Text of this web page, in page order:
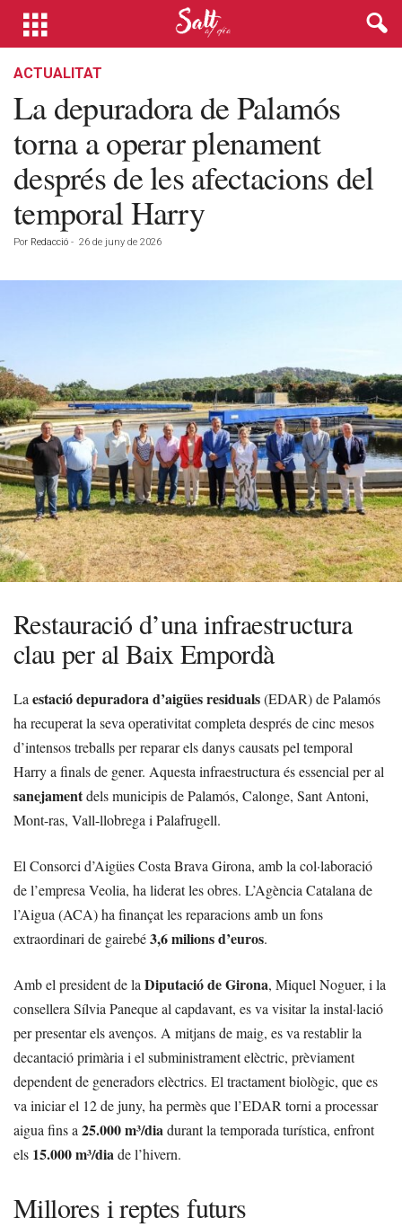
ACTUALITAT
La depuradora de Palamós
torna a operar plenament
després de les afectacions del
temporal Harry
Por Redacció - 26 de juny de 2026
Restauració d’una infraestructura
clau per al Baix Empordà
La estació depuradora d’aigües residuals(EDAR) de Palamós
ha recuperat la seva operativitat completa després de cinc mesos
d’intensos treballs per reparar els danys causats pel temporal
Harry a finals de gener. Aquesta infraestructura és essencial per al
sanejamentdels municipis de Palamós, Calonge, Sant Antoni,
Mont-ras, Vall-llobrega i Palafrugell.
El Consorci d’Aigües Costa Brava Girona, amb la col·laboració
de l’empresa Veolia, ha liderat les obres. L’Agència Catalana de
l’Aigua (ACA) ha finançat les reparacions amb un fons
extraordinari de gairebé3,6 milions d’euros.
Amb el president de la Diputació de Girona, Miquel Noguer, i la
consellera Sílvia Paneque al capdavant, es va visitar la instal·lació
per presentar els avenços. A mitjans de maig, es va restablir la
decantació primària i el subministrament elèctric, prèviament
dependent de generadors elèctrics. El tractament biològic, que es
va iniciar el 12 de juny, ha permès que l’EDAR torni a processar
aigua fins a 25.000 m³/diadurant la temporada turística, enfront
els 15.000 m³/diade l’hivern.
Millores i reptes futurs